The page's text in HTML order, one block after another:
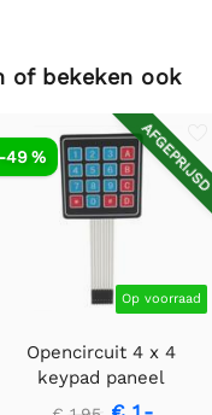
of bekeken ook
Op voorraad
-49 %
Opencircuit 4 x 4
keypad paneel